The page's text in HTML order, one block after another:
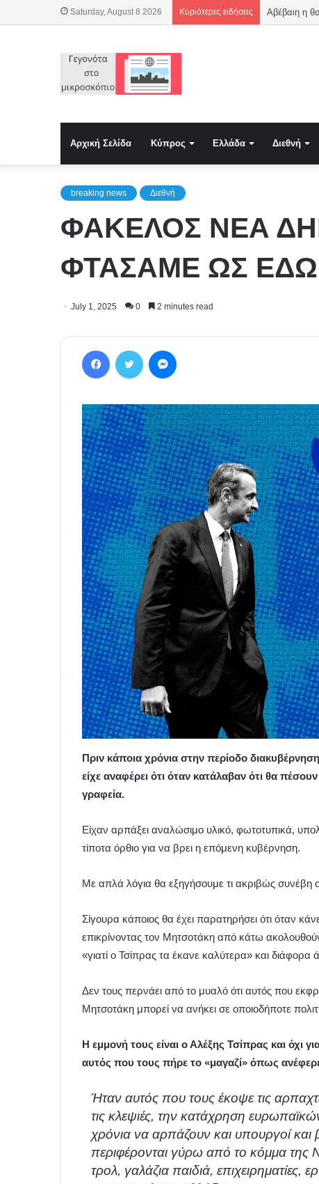
Saturday, August 8 2026 Κυριότερες ειδήσεις Αβέβαιη η
Αρχική Σελίδα Κύπρος Ελλάδα Διεθνή
breaking news Διεθνή
ΦΑΚΕΛΟΣ ΝΕΑ
ΦΤΑΣΑΜΕ ΩΣ ΕΔΩ
July 1, 2025 0 2 minutes read
Facebook Twitter
Πριν κάποια χρόνια στην περίοδο
είχε αναφέρει ότι όταν κατάλαβαν ότι θα
γραφεία.
Είχαν αρπάξει αναλώσιμο υλικό, φωτοτυπικά,
τίποτα όρθιο για να βρει η επόμενη κυβέρνηση.
Με απλά λόγια θα εξηγήσουμε τι ακριβώς συνέβη
Σίγουρα κάποιος θα έχει παρατηρήσει ότι όταν
επικρίνοντας τον Μητσοτάκη από κάτω
«γιατί ο Τσίπρας τα έκανε καλύτερα» και διάφορα
Δεν τους περνάει από το μυαλό ότι αυτός που
Μητσοτάκη μπορεί να ανήκει σε οποιοδήποτε
Η εμμονή τους είναι ο Αλέξης Τσίπρας και όχι
αυτός που τους πήρε το «μαγαζί» όπως
Ήταν αυτός που τους έκοψε τις
τις κλεψιές, την κατάχρηση
χρόνια να αρπάζουν και υπουργοί και
περιφέρονται γύρω από το κόμμα της
τρολ, γαλάζια παιδιά, επιχειρηματίες,